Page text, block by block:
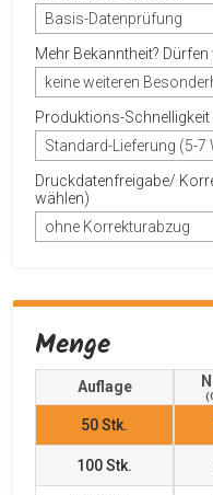
Basis-Datenprüfung
Mehr Bekanntheit?
keine weiteren
Produktions-Schnelligkeit
Standard-Lieferung (5-7
Druckdatenfreigabe/
wählen)
ohne Korrekturabzug
Menge
Auflage
50Stk.
100Stk.